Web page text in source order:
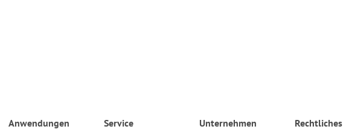
Anwendungen Service Unternehmen Rechtliches